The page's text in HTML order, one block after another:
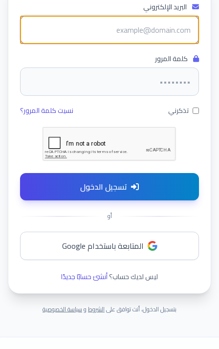
البريد الإلكتروني
كلمة المرور
تذكرني نسيت كلمة المرور؟
تسجيل الدخول
أو
المتابعة باستخدام Google
ليس لديك حساب؟أنشئ حسابًا جديدًا
بتسجيل الدخول، أنت توافق علىالشروطوسياسة الخصوصية